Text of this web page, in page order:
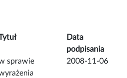
Data
podpisania
sprawie
2008-11-06